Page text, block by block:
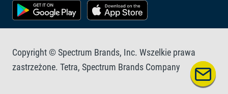
Copyright © Spectrum Brands, Inc. Wszelkie prawa
zastrzeżone. Tetra, Spectrum Brands Company